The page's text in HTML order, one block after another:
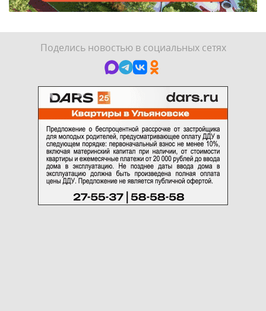
Поделись новостью в социальных сетях